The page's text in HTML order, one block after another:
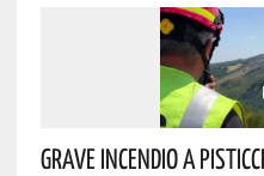
Grave Incendio A